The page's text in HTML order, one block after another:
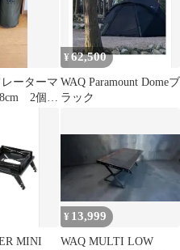
ーターマ
2個セ
¥ 62,500
WAQ Paramount Domeブ
ラック
MINI
¥ 13,999
WAQ MULTI LOW